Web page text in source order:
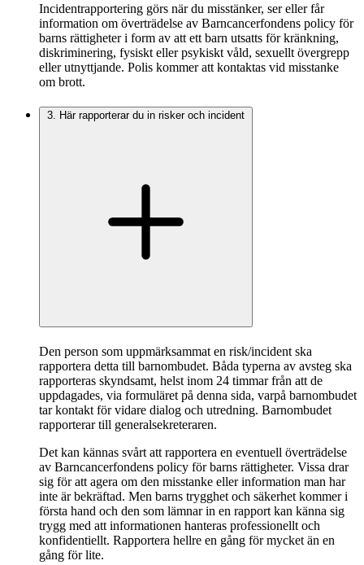
Incidentrapportering görs när du misstänker, ser eller får
information om överträdelse av Barncancerfondens policy för
barns rättigheter i form av att ett barn utsatts för kränkning,
diskriminering, fysiskt eller psykiskt våld, sexuellt övergrepp
eller utnyttjande. Polis kommer att kontaktas vid misstanke
om brott.
3. Här rapporterar du in risker och incident
Den person som uppmärksammat en risk/incident ska
rapportera detta till barnombudet. Båda typerna av avsteg ska
rapporteras skyndsamt, helst inom 24 timmar från att de
uppdagades, via formuläret på denna sida, varpå barnombudet
tar kontakt för vidare dialog och utredning. Barnombudet
rapporterar till generalsekreteraren.
Det kan kännas svårt att rapportera en eventuell överträdelse
av Barncancerfondens policy för barns rättigheter. Vissa drar
sig för att agera om den misstanke eller information man har
inte är bekräftad. Men barns trygghet och säkerhet kommer i
första hand och den som lämnar in en rapport kan känna sig
trygg med att informationen hanteras professionellt och
konfidentiellt. Rapportera hellre en gång för mycket än en
gång för lite.